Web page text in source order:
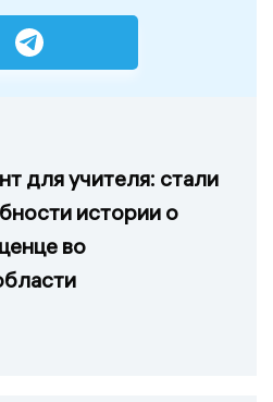
для учителя: стали
истории о
во